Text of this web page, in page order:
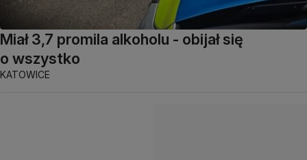
Miał 3,7 promila alkoholu - obijał się
o wszystko
KATOWICE